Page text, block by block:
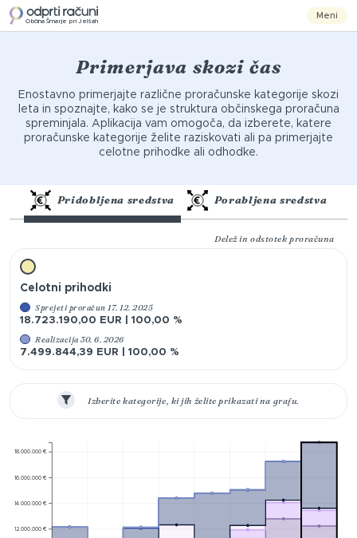
Občina Šmarje pri Jelšah
Meni
Primerjava skozi čas
Enostavno primerjajte različne proračunske kategorije skozi
leta in spoznajte, kako se je struktura občinskega proračuna
spreminjala. Aplikacija vam omogoča, da izberete, katere
proračunske kategorije želite raziskovati ali pa primerjajte
celotne prihodke ali odhodke.
Pridobljena sredstva Porabljena sredstva
Delež in odstotek proračuna
Celotni prihodki
Sprejeti proračun 17. 12. 2025
18.723.190,00 EUR | 100,00 %
Realizacija 30. 6. 2026
7.499.844,39 EUR | 100,00 %
Izberite kategorije, ki jih želite prikazati na grafu.
12.000.000 €
14.000.000 €
16.000.000 €
18.000.000 €